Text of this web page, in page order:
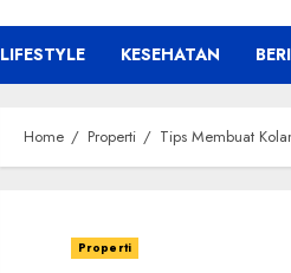
LIFESTYLE KESEHATAN
Home Properti Tips Membuat
Properti